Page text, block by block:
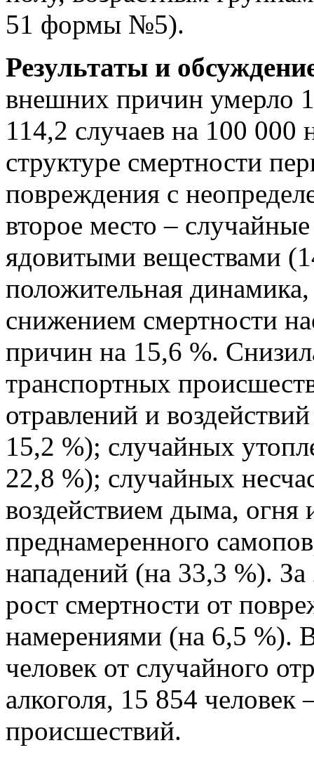
51 формы №5).
Результаты и
внешних причин умерло
114,2 случаев на 100 000
структуре смертности
повреждения с
второе место –
ядовитыми веществами
положительная
снижением смертности
причин на 15,6 %.
транспортных
отравлений и
15,2 %); случайных
22,8 %); случайных
воздействием дыма,
преднамеренного
нападений (на 33,3 %).
рост смертности от
намерениями (на 6,5 %).
человек от случайного
алкоголя, 15 854
происшествий.